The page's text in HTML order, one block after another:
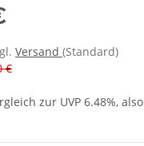
Versand (Standard)
€
zur UVP 6.48%, also